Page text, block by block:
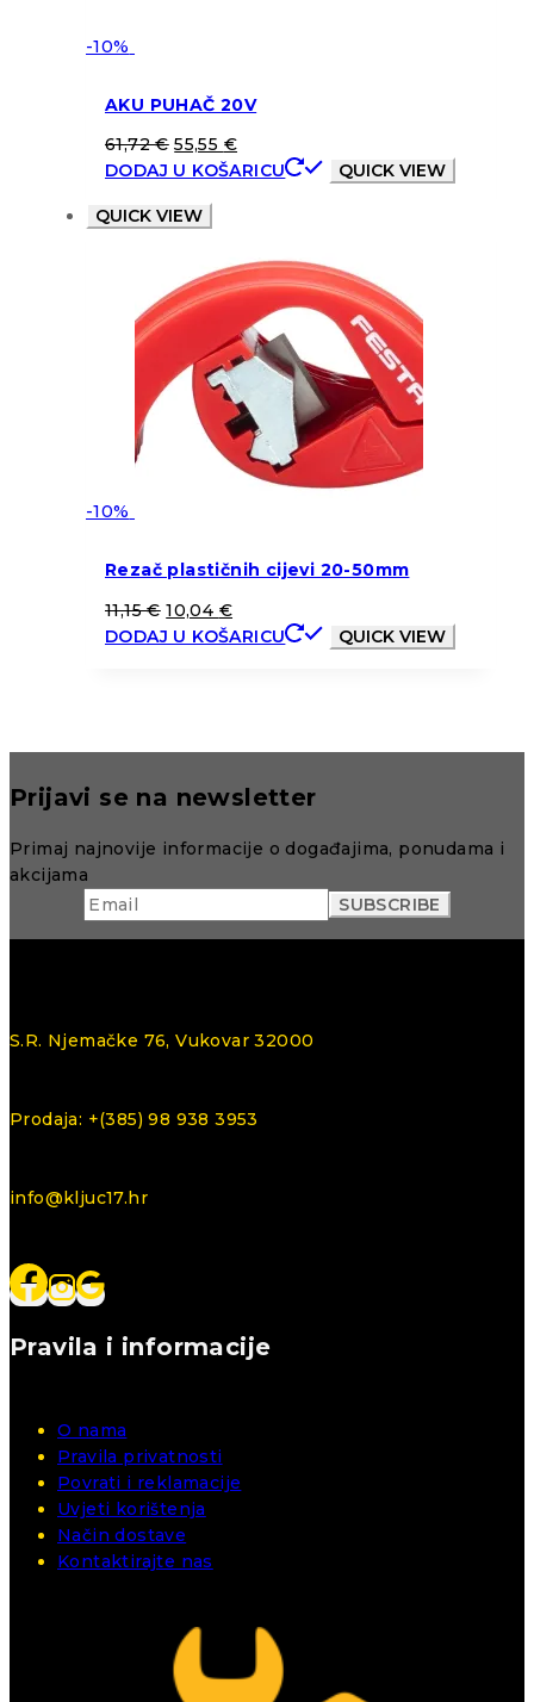
-10%
AKU PUHAČ 20V
61,72€ 55,55 €
DODAJ U KOŠARICU
QUICK VIEW
QUICK VIEW
-10%
Rezač plastičnih cijevi 20-50mm
11,15€ 10,04 €
DODAJ U KOŠARICU
QUICK VIEW
Prijavi se na newsletter
Primaj najnovije informacije o događajima, ponudama i
akcijama
S.R. Njemačke 76, Vukovar 32000
Prodaja: +(385) 98 938 3953
info@kljuc17.hr
Pravila i informacije
O nama
Pravila privatnosti
Povrati i reklamacije
Uvjeti korištenja
Način dostave
Kontaktirajte nas